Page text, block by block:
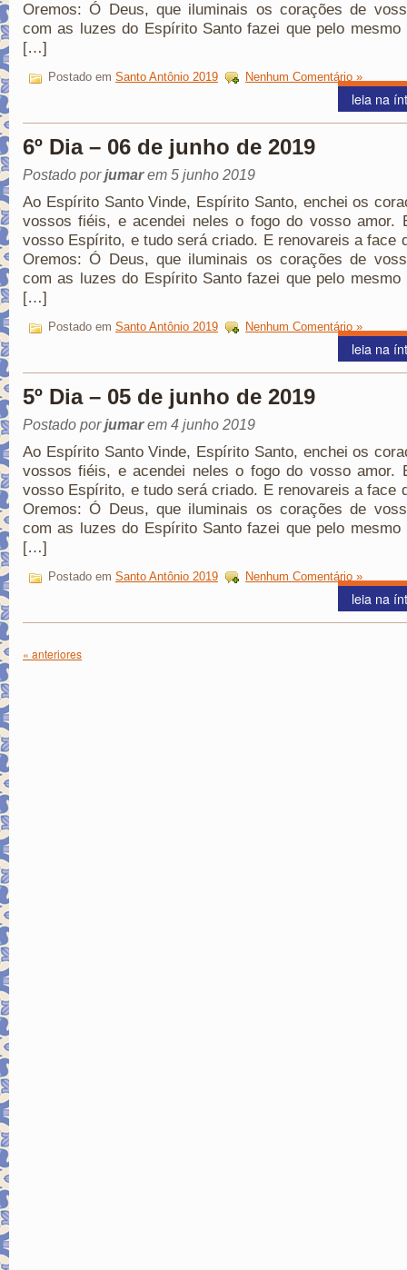
Oremos: Ó Deus, que iluminais os corações de
com as luzes do Espírito Santo fazei que pelo mesmo
[…]
Postado em Santo Antônio 2019 Nenhum Comentário »
leia na
6º Dia – 06 de junho de 2019
Postado porjumarem 5 junho 2019
Ao Espírito Santo Vinde, Espírito Santo, enchei os
vossos fiéis, e acendei neles o fogo do vosso amor.
vosso Espírito, e tudo será criado. E renovareis a face
Oremos: Ó Deus, que iluminais os corações de
com as luzes do Espírito Santo fazei que pelo mesmo
[…]
Postado em Santo Antônio 2019 Nenhum Comentário »
leia na
5º Dia – 05 de junho de 2019
Postado porjumarem 4 junho 2019
Ao Espírito Santo Vinde, Espírito Santo, enchei os
vossos fiéis, e acendei neles o fogo do vosso amor.
vosso Espírito, e tudo será criado. E renovareis a face
Oremos: Ó Deus, que iluminais os corações de
com as luzes do Espírito Santo fazei que pelo mesmo
[…]
Postado em Santo Antônio 2019 Nenhum Comentário »
leia na
« anteriores